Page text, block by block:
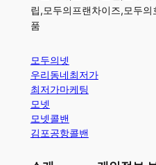
립,모두의프랜차이즈,모두
품
모두의넷
우리동네최저가
최저가마케팅
모넷
모넷콜밴
김포공항콜밴